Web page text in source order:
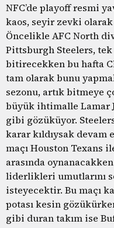
NFC’de playoff resmi
kaos, seyir zevki
Öncelikle AFC North
Pittsburgh Steelers,
bitirecekken bu hafta
tam olarak bunu
sezonu, artık bitmeye
büyük ihtimalle Lamar
gibi gözüküyor.
karar kıldıysak
maçı Houston Texans
arasında
liderlikleri umutlarını
isteyecektir. Bu maçı
potası kesin
gibi duran takım ise